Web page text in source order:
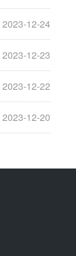
2023-12-24
2023-12-23
2023-12-22
2023-12-20